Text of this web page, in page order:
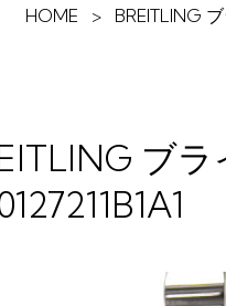
HOME BREITLING
ブ